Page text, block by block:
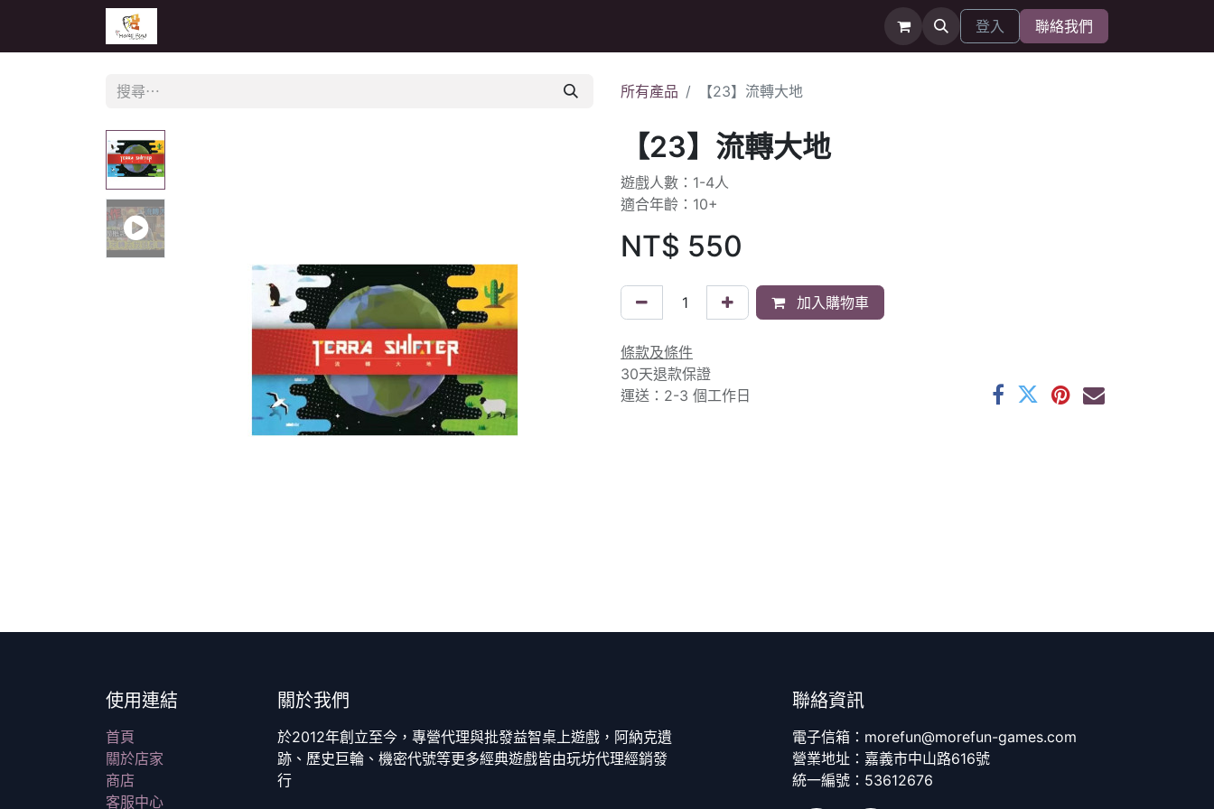
登入 聯絡我們
所有產品 【23】流轉大地
【23】流轉大地
遊戲人數：1-4人
適合年齡：10+
NT$ 550
加入購物車
條款及條件
30天退款保證
運送：2-3 個工作日
使用連結
首頁
關於店家
商店
客服中心
關於我們
於2012年創立至今，專營代理與批發益智桌上遊戲，阿納克遺
跡、歷史巨輪、機密代號等更多經典遊戲皆由玩坊代理經銷發
行
聯絡資訊
電子信箱：morefun@morefun-games.com
營業地址：嘉義市中山路616號
統一編號：53612676